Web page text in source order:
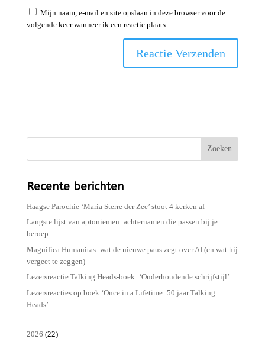
Mijn naam, e-mail en site opslaan in deze browser voor de
volgende keer wanneer ik een reactie plaats.
Zoeken
Recente berichten
Haagse Parochie ‘Maria Sterre der Zee’ stoot 4 kerken af
Langste lijst van aptoniemen: achternamen die passen bij je
beroep
Magnifica Humanitas: wat de nieuwe paus zegt over AI (en wat hij
vergeet te zeggen)
Lezersreactie Talking Heads-boek: ‘Onderhoudende schrijfstijl’
Lezersreacties op boek ‘Once in a Lifetime: 50 jaar Talking
Heads’
2026 (22)